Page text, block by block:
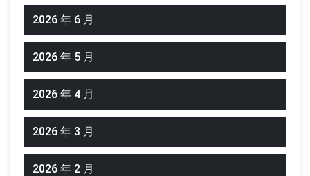
2026 年 6 月
2026 年 5 月
2026 年 4 月
2026 年 3 月
2026 年 2 月